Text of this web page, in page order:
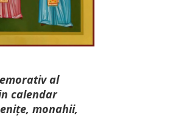
al
calendar
monahii,